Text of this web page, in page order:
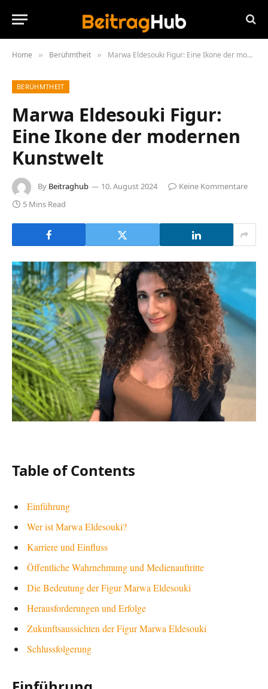
Home » Berühmtheit » Marwa Eldesouki Figur: Eine Ikone der modernen Kunstwelt
BERÜHMTHEIT
Marwa Eldesouki Figur:
Eine Ikone der modernen
Kunstwelt
By Beitraghub 10. August 2024
Keine Kommentare
5 Mins Read
Table of Contents
Einführung
Wer ist Marwa Eldesouki?
Karriere und Einfluss
Öffentliche Wahrnehmung und Medienauftritte
Die Bedeutung der Figur Marwa Eldesouki
Herausforderungen und Erfolge
Zukunftsaussichten der Figur Marwa Eldesouki
Schlussfolgerung